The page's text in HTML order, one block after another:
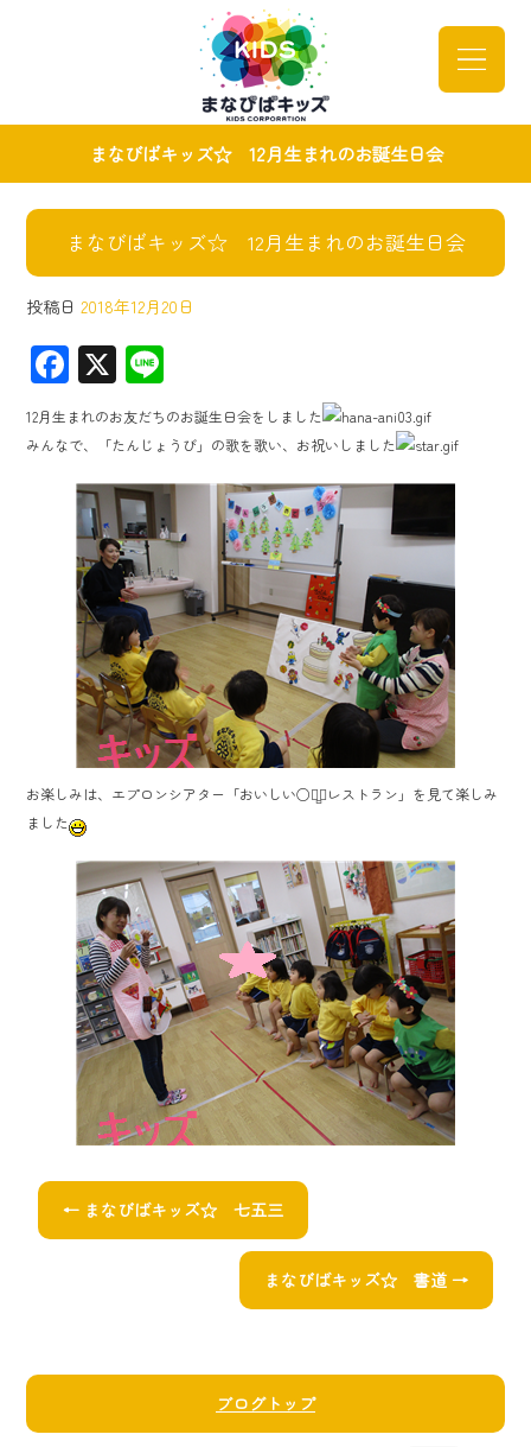
まなびばキッズ☆ 12月生まれのお誕生日会
まなびばキッズ☆ 12月生まれのお誕生日会
投稿日 2018年12月20日
F
ac
e
b
o
ok
X
ne
12月生まれのお友だちのお誕生日会をしました
みんなで、「たんじょうび」の歌を歌い、お祝いしました
お楽しみは、エプロンシアター「おいしい○△̻▢レストラン」を見て楽しみ
ました
← まなびばキッズ☆ 七五三
まなびばキッズ☆ 書道 →
ブログトップ